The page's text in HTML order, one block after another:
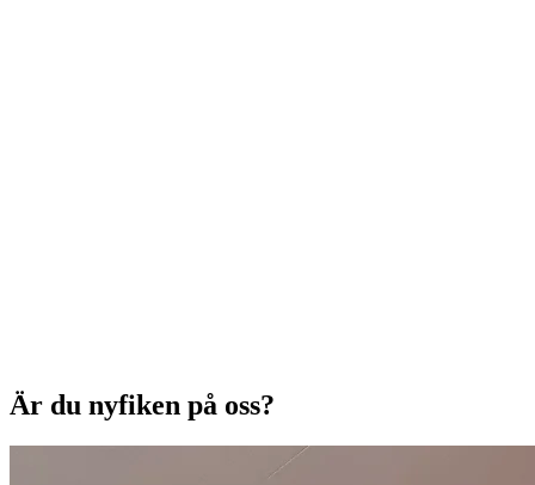
Är du nyfiken på oss?